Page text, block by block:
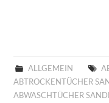
ALLGEMEIN
ABTROCKENTÜCHER
ABWASCHTÜCHER